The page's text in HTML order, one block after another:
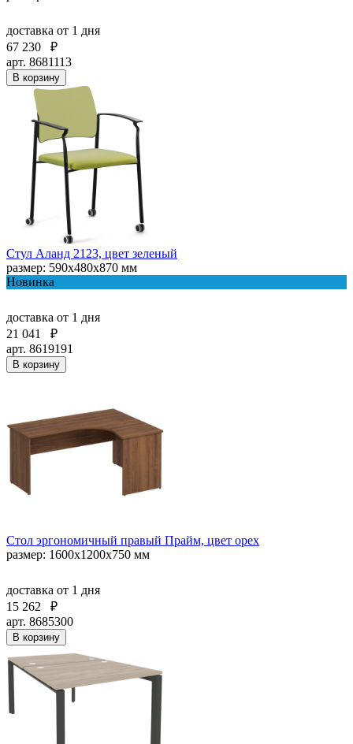
доставка от 1 дня
67 230
₽
арт. 8681113
В корзину
Стул Аланд 2123, цвет зеленый
размер: 590x480x870 мм
Новинка
доставка от 1 дня
21 041
₽
арт. 8619191
В корзину
Стол эргономичный правый Прайм, цвет орех
размер: 1600x1200x750 мм
доставка от 1 дня
15 262
₽
арт. 8685300
В корзину